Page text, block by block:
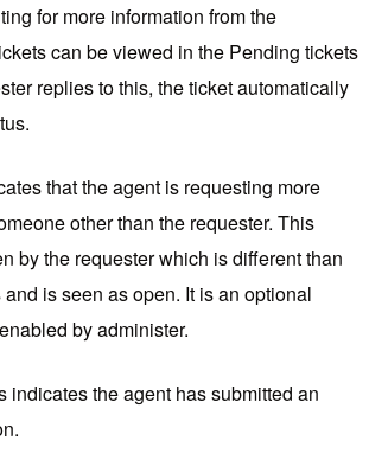
for more information from the
can be viewed in the Pending tickets
replies to this, the ticket automatically
that the agent is requesting more
other than the requester. This
by the requester which is different than
is seen as open. It is an optional
by administer.
indicates the agent has submitted an